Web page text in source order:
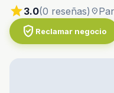
star3.0(0 reseñas) location_on
verified_user Reclamar negocio